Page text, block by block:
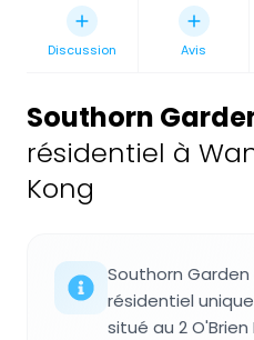
Discussion Avis
Southorn
résidentiel à
Kong
Southorn
résidentiel
situé au 2